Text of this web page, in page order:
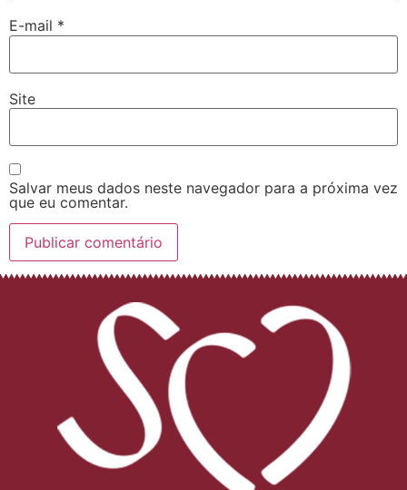
E-mail *
Site
Salvar meus dados neste navegador para a próxima vez
que eu comentar.